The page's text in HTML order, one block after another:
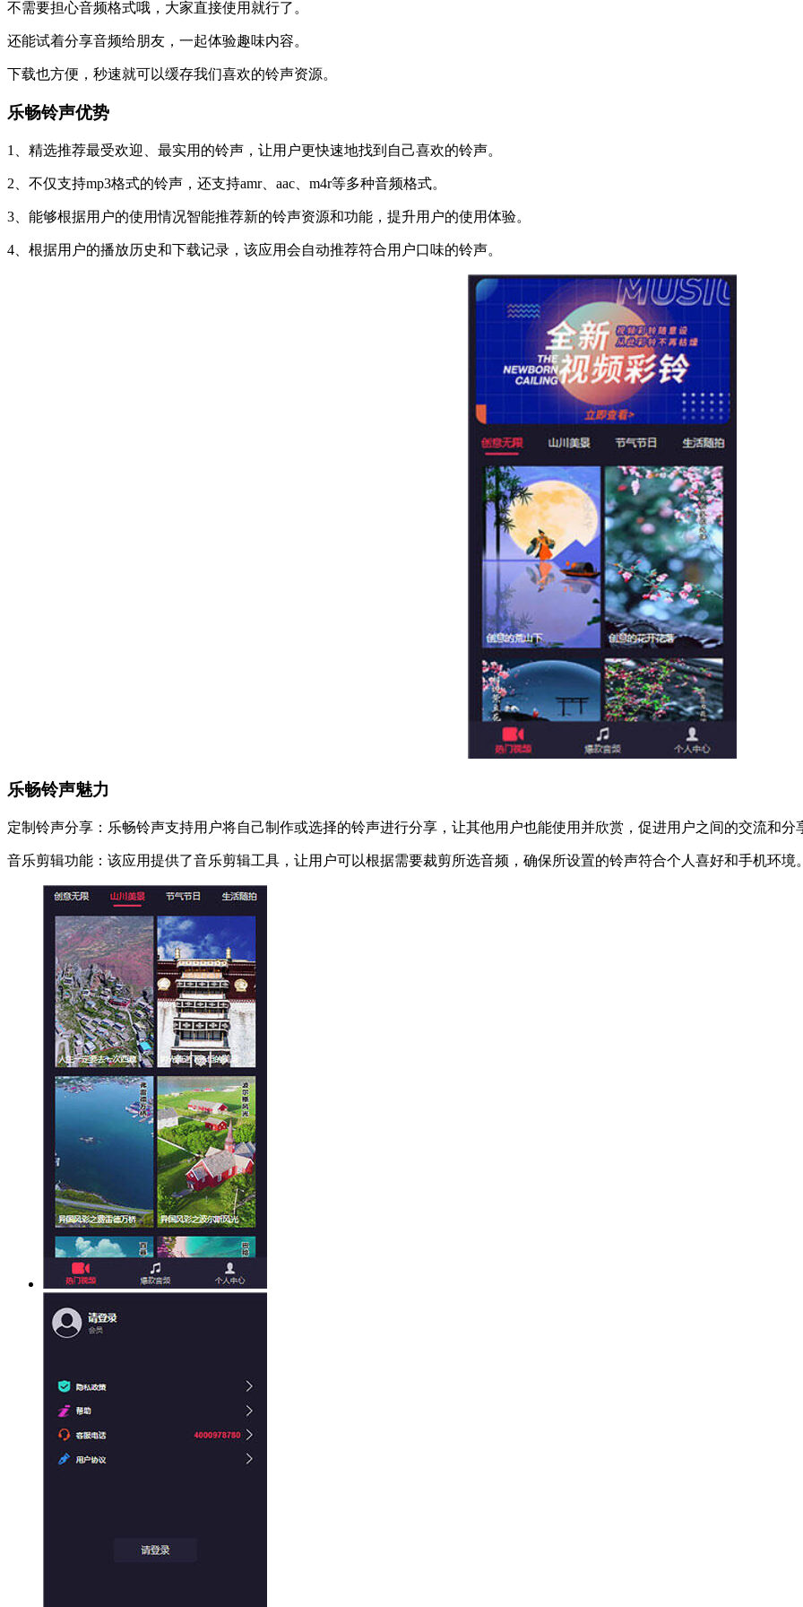
不需要担心音频格式哦，大家直接使用就行了。
还能试着分享音频给朋友，一起体验趣味内容。
下载也方便，秒速就可以缓存我们喜欢的铃声资源。
乐畅铃声优势
1、精选推荐最受欢迎、最实用的铃声，让用户更快速地找到自己喜欢的铃声。
2、不仅支持mp3格式的铃声，还支持amr、aac、m4r等多种音频格式。
3、能够根据用户的使用情况智能推荐新的铃声资源和功能，提升用户的使用体验。
4、根据用户的播放历史和下载记录，该应用会自动推荐符合用户口味的铃声。
乐畅铃声魅力
定制铃声分享：乐畅铃声支持用户将自己制作或选择的铃声进行分享，让其他用户也能使用并欣赏，促进用户之间的交流和分
音乐剪辑功能：该应用提供了音乐剪辑工具，让用户可以根据需要裁剪所选音频，确保所设置的铃声符合个人喜好和手机环境